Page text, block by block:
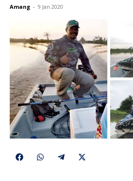
Amang - 9 Jan 2020
Share
Share
Share